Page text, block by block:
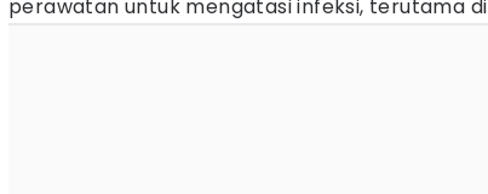
perawatan untuk mengatasi infeksi, terutama